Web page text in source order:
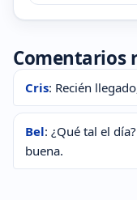
Comentarios
Cris: Recién
Bel: ¿Qué tal el
buena.